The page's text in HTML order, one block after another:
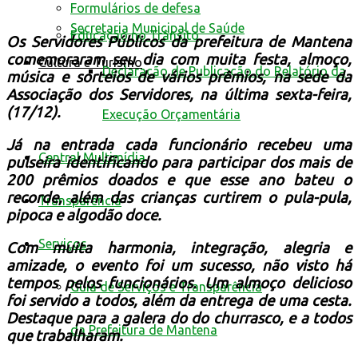
Formulários de defesa
Educação no Trânsito
Cultura e Turismo
Secretaria Municipal de Saúde
Declaração de Publicação do Relatório da
Execução Orçamentária
Central Multimídia
Transparência
Serviços
Guia de Serviços e Transparência
da Prefeitura de Mantena
Os Servidores Públicos da prefeitura de Mantena
comemoraram seu dia com muita festa, almoço,
música e sorteios de vários prêmios, na sede da
Associação dos Servidores, na última sexta-feira,
(17/12).
Já na entrada cada funcionário recebeu uma
pulseira identificando para participar dos mais de
200 prêmios doados e que esse ano bateu o
recorde, além das crianças curtirem o pula-pula,
pipoca e algodão doce.
Com muita harmonia, integração, alegria e
amizade, o evento foi um sucesso, não visto há
tempos pelos funcionários. Um almoço delicioso
foi servido a todos, além da entrega de uma cesta.
Destaque para a galera do do churrasco, e a todos
que trabalharam.